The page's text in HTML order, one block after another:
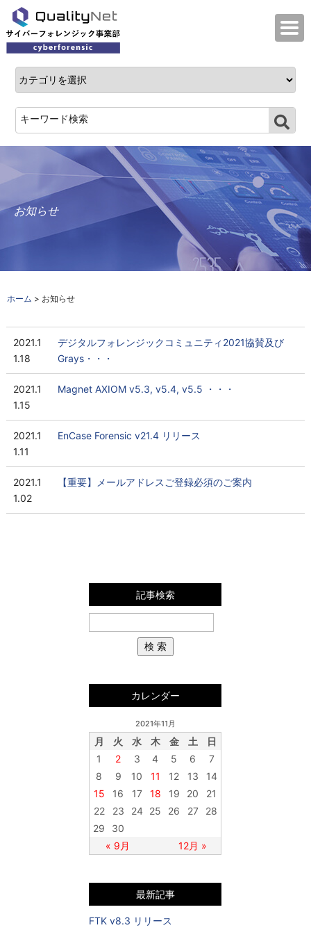
QualityNet サイバーフォレンジック事業
お知らせ
ホーム > お知らせ
2021.1
1.18
デジタルフォレンジックコミュニティ2021協賛及び
Grays・・・
2021.1
1.15
Magnet AXIOM v5.3, v5.4, v5.5 ・・・
2021.1
1.11
EnCase Forensic v21.4 リリース
2021.1
1.02
【重要】メールアドレスご登録必須のご案内
記事検索
カレンダー
2021年11月
月 火 水 木 金 土 日
« 9月 12月 »
1 2 3 4 5 6
7
8
9 10 11 12 13
14
15
16 17 18 19 20
21
22
23 24 25 26 27
28
29
30
最新記事
FTK v8.3 リリース